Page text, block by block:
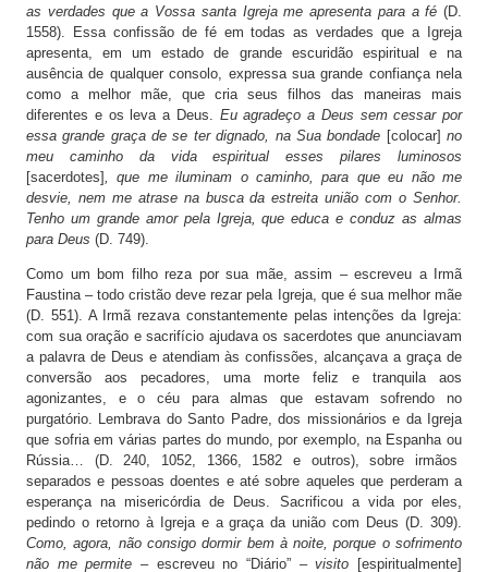
as verdades que a Vossa santa Igreja me apresenta para a fé (D.
1558). Essa confissão de fé em todas as verdades que a Igreja
apresenta, em um estado de grande escuridão espiritual e na
ausência de qualquer consolo, expressa sua grande confiança nela
como a melhor mãe, que cria seus filhos das maneiras mais
diferentes e os leva a Deus. Eu agradeço a Deus sem cessar por
essa grande graça de se ter dignado, na Sua bondade [colocar]no
meu caminho da vida espiritual esses pilares luminosos
[sacerdotes] , que me iluminam o caminho, para que eu não me
desvie, nem me atrase na busca da estreita união com o Senhor.
Tenho um grande amor pela Igreja, que educa e conduz as almas
para Deus (D. 749).
Como um bom filho reza por sua mãe, assim – escreveu a Irmã
Faustina – todo cristão deve rezar pela Igreja, que é sua melhor mãe
(D. 551). A Irmã rezava constantemente pelas intenções da Igreja:
com sua oração e sacrifício ajudava os sacerdotes que anunciavam
a palavra de Deus e atendiam às confissões, alcançava a graça de
conversão aos pecadores, uma morte feliz e tranquila aos
agonizantes, e o céu para almas que estavam sofrendo no
purgatório. Lembrava do Santo Padre, dos missionários e da Igreja
que sofria em várias partes do mundo, por exemplo, na Espanha ou
Rússia… (D. 240, 1052, 1366, 1582 e outros), sobre irmãos
separados e pessoas doentes e até sobre aqueles que perderam a
esperança na misericórdia de Deus. Sacrificou a vida por eles,
pedindo o retorno à Igreja e a graça da união com Deus (D. 309).
Como, agora, não consigo dormir bem à noite, porque o sofrimento
não me permite – escreveu no “Diário” –visito [espiritualmente]